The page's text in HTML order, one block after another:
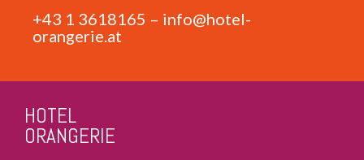
+43 1 3618165 – info@hotel-
orangerie.at
HOTEL
ORANGERIE